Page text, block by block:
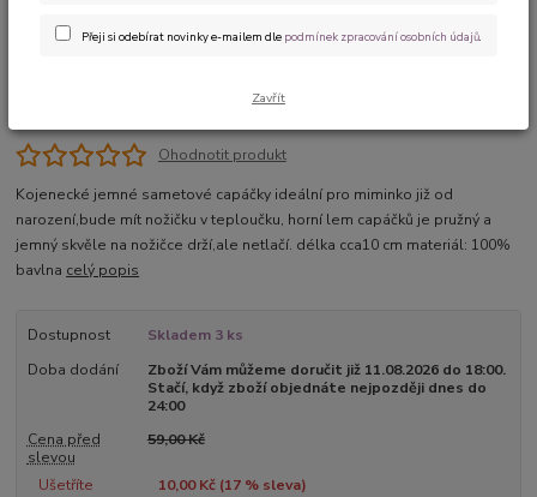
Ohodnotit produkt
Kojenecké jemné sametové capáčky ideální pro miminko již od
narození,bude mít nožičku v teploučku, horní lem capáčků je pružný a
jemný skvěle na nožičce drží,ale netlačí. délka cca10 cm materiál: 100%
bavlna celý popis
Dostupnost
Skladem 3 ks
Doba dodání
Zboží Vám můžeme doručit již 11.08.2026 do 18:00.
Stačí, když zboží objednáte nejpozději dnes do
24:00
Cena před
slevou
59,00 Kč
Ušetříte 10,00 Kč (17% sleva)
Přeji si odebírat novinky e-mailem dle podmínek zpracování osobních údajů.
Zavřít